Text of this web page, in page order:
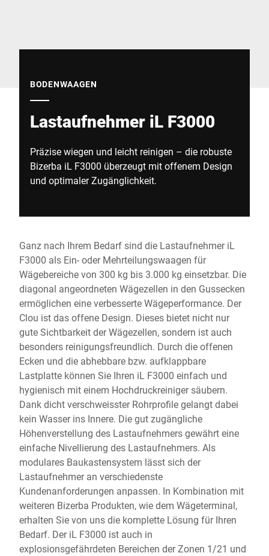
BODENWAAGEN
Lastaufnehmer iL F3000
Präzise wiegen und leicht reinigen – die robuste
Bizerba iL F3000 überzeugt mit offenem Design
und optimaler Zugänglichkeit.
Ganz nach Ihrem Bedarf sind die Lastaufnehmer iL
F3000 als Ein- oder Mehrteilungswaagen für
Wägebereiche von 300 kg bis 3.000 kg einsetzbar. Die
diagonal angeordneten Wägezellen in den Gussecken
ermöglichen eine verbesserte Wägeperformance. Der
Clou ist das offene Design. Dieses bietet nicht nur
gute Sichtbarkeit der Wägezellen, sondern ist auch
besonders reinigungsfreundlich. Durch die offenen
Ecken und die abhebbare bzw. aufklappbare
Lastplatte können Sie Ihren iL F3000 einfach und
hygienisch mit einem Hochdruckreiniger säubern.
Dank dicht verschweisster Rohrprofile gelangt dabei
kein Wasser ins Innere. Die gut zugängliche
Höhenverstellung des Lastaufnehmers gewährt eine
einfache Nivellierung des Lastaufnehmers. Als
modulares Baukastensystem lässt sich der
Lastaufnehmer an verschiedenste
Kundenanforderungen anpassen. In Kombination mit
weiteren Bizerba Produkten, wie dem Wägeterminal,
erhalten Sie von uns die komplette Lösung für Ihren
Bedarf. Der iL F3000 ist auch in
explosionsgefährdeten Bereichen der Zonen 1/21 und